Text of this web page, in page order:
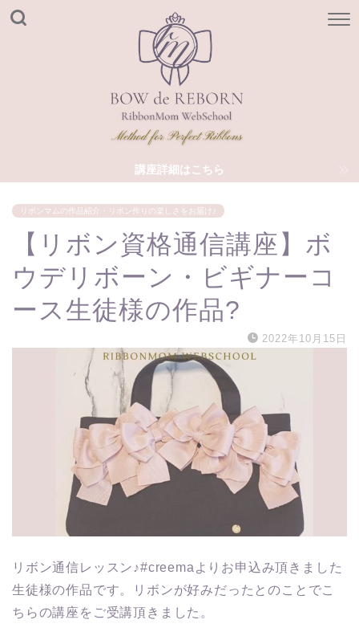
講座詳細はこちら
リボンマムの作品紹介・リボン作りの楽しさをお届け♪
【リボン資格通信講座】ボ
ウデリボーン・ビギナーコ
ース生徒様の作品?
2022年10月15日
リボン通信レッスン♪#creemaよりお申込み頂きました
生徒様の作品です。リボンが好みだったとのことでこ
ちらの講座をご受講頂きました。